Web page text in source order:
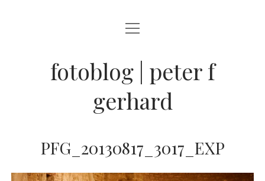
BLOG
JAZZ LIVE !
ZEN MOMENTE
WANDERLUST
Menü
öffnen
fotoblog | peter f
gerhard
PFG_20130817_3017_EXP